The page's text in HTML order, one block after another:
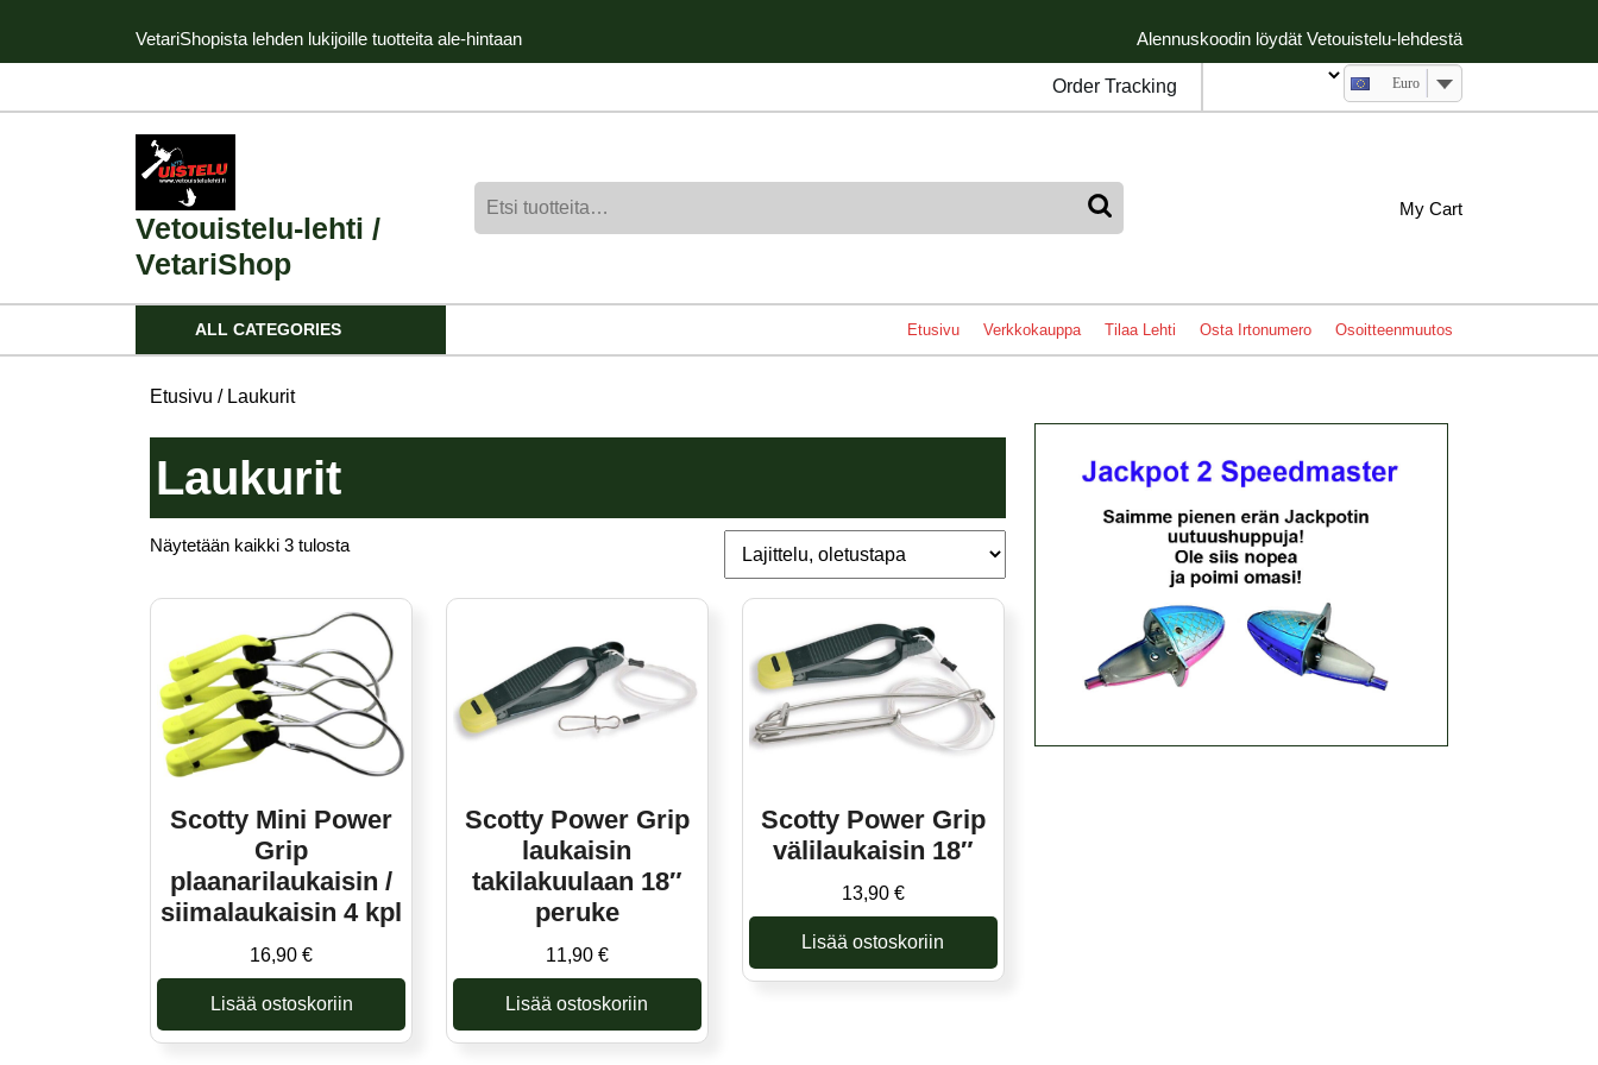
content
VetariShopista lehden lukijoille tuotteita ale-hintaan Alennuskoodin löydät Vetouistelu-lehdestä
Order Tracking Euro
Vetouistelu-lehti /
VetariShop
My Cartshopping
ALL CATEGORIES Etusivu Verkkokauppa Tilaa Lehti Osta Irtonumero Osoitteenmuutos
Etusivu / Laukurit
Laukurit
Näytetään kaikki 3 tulosta
Scotty Mini Power
Grip
plaanarilaukaisin /
siimalaukaisin 4 kpl
16,90€
Lisää ostoskoriin
Scotty Power Grip
laukaisin
takilakuulaan 18″
peruke
11,90 €
Lisää ostoskoriin
Scotty Power Grip
välilaukaisin 18″
13,90 €
Lisää ostoskoriin